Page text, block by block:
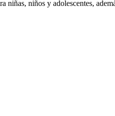
niños y adolescentes,